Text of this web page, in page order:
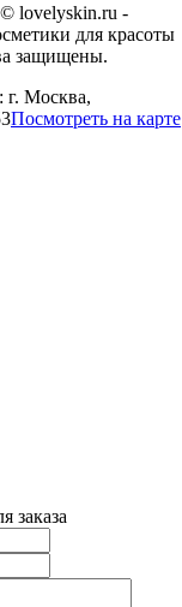
lovelyskin.ru -
для красоты
защищены.
г. Москва,
Посмотреть на карте
заказа